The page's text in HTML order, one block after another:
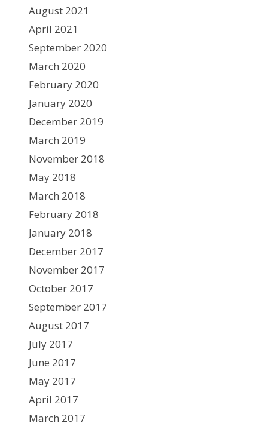
August 2021
April 2021
September 2020
March 2020
February 2020
January 2020
December 2019
March 2019
November 2018
May 2018
March 2018
February 2018
January 2018
December 2017
November 2017
October 2017
September 2017
August 2017
July 2017
June 2017
May 2017
April 2017
March 2017